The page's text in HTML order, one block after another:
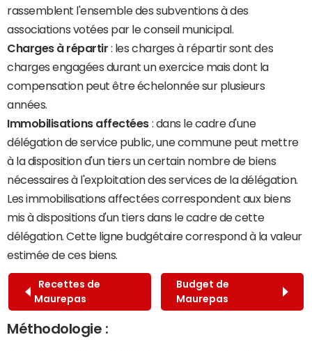
rassemblent l'ensemble des subventions à des
associations votées par le conseil municipal.
Charges à répartir : les charges à répartir sont des
charges engagées durant un exercice mais dont la
compensation peut être échelonnée sur plusieurs
années.
Immobilisations affectées : dans le cadre d'une
délégation de service public, une commune peut mettre
à la disposition d'un tiers un certain nombre de biens
nécessaires à l'exploitation des services de la délégation.
Les immobilisations affectées correspondent aux biens
mis à dispositions d'un tiers dans le cadre de cette
délégation. Cette ligne budgétaire correspond à la valeur
estimée de ces biens.
Recettes de
Maurepas
Budget de
Maurepas
Méthodologie :